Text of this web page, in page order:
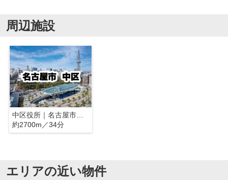
周辺施設
中区役所｜名古屋市中区
約2700m／34分
エリアの近い物件